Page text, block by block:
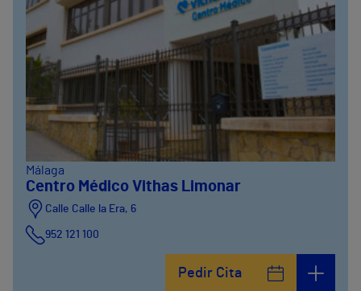
Málaga
Centro Médico Vithas Limonar
Calle Calle la Era, 6
952 121 100
Pedir Cita